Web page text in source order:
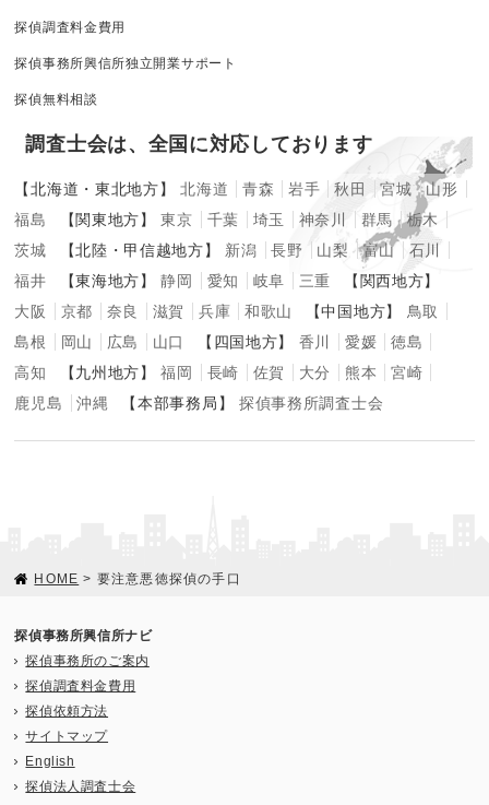
探偵調査料金費用
探偵事務所興信所独立開業サポート
探偵無料相談
調査士会は、全国に対応しております
【北海道・東北地方】 北海道 青森 岩手 秋田 宮城
山形
福島
【関東地方】 東京 千葉 埼玉 神奈川 群馬
栃木
茨城
【北陸・甲信越地方】 新潟 長野 山梨 富山
石川
福井
【東海地方】 静岡 愛知 岐阜 三重
【関西地方】
大阪
京都 奈良 滋賀 兵庫 和歌山 【中国地方】
鳥取
島根
岡山 広島 山口 【四国地方】 香川 愛媛
徳島
高知
【九州地方】 福岡 長崎 佐賀 大分 熊本
宮崎
鹿児島
沖縄 【本部事務局】 探偵事務所調査士会
HOME > 要注意悪徳探偵の手口
探偵事務所興信所ナビ
探偵事務所のご案内
探偵調査料金費用
探偵依頼方法
サイトマップ
English
探偵法人調査士会